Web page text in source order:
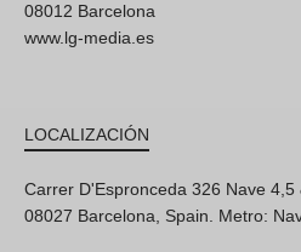
08012 Barcelona
www.lg-media.es
LOCALIZACIÓN
Carrer D'Espronceda 326 Nave 4,5
08027 Barcelona, Spain. Metro: